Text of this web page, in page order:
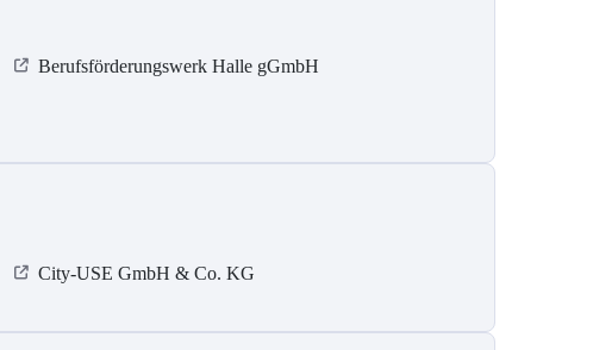
Berufsförderungswerk Halle gGmbH
City-USE GmbH & Co. KG